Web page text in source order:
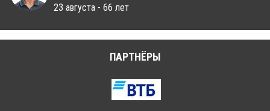
23 августа - 66 лет
ПАРТНЁРЫ